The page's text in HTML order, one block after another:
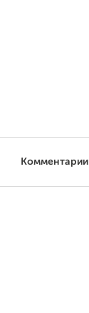
Комментарии